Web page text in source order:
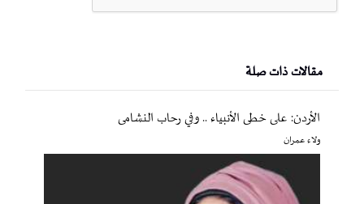
مقالات ذات صلة
الأردن: على خطى الأنبياء .. وفي رحاب النشامى
ولاء عمران